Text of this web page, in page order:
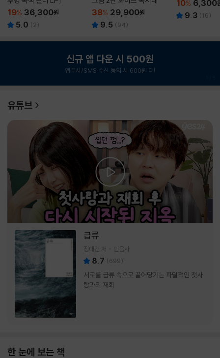
19% 36,300원
5.0 ( 2)
38% 29,900원
9.5 (94)
10% 6,300
9.3 (16)
신규 앱 다운 시 500원
앱푸시/SMS 수신 동의 시 600원 더!
유튜브
급류
정대건 저 민음사
8.7 (699)
서로를 급류 속으로 끌어당기는 파멸적인 첫사
랑과의 재회
한 눈에 보는 책